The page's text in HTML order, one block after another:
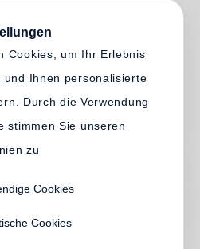
Cookies, um Ihr Erlebnis
und Ihnen personalisierte
Durch die Verwendung
stimmen Sie unseren
zu
Cookies
Cookies